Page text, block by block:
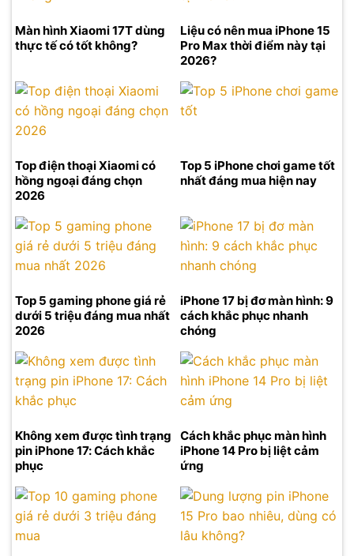
Màn hình Xiaomi 17T dùng
thực tế có tốt không?
Liệu có nên mua iPhone 15
Pro Max thời điểm này tại
2026?
Top điện thoại Xiaomi có
hồng ngoại đáng chọn
2026
Top 5 iPhone chơi game tốt
nhất đáng mua hiện nay
Top 5 gaming phone giá rẻ
dưới 5 triệu đáng mua nhất
2026
iPhone 17 bị đơ màn hình: 9
cách khắc phục nhanh
chóng
Không xem được tình trạng
pin iPhone 17: Cách khắc
phục
Cách khắc phục màn hình
iPhone 14 Pro bị liệt cảm
ứng